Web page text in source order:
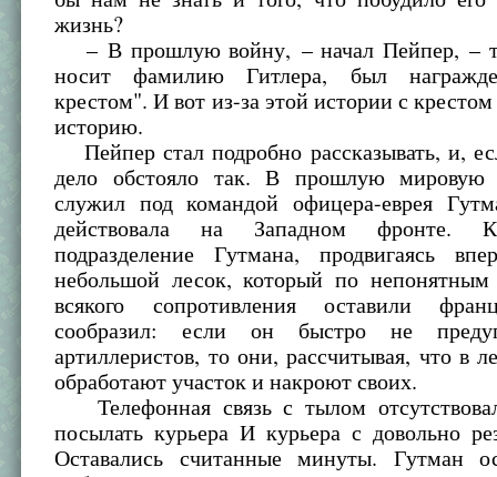
жизнь?
– В прошлую войну, – начал Пейпер, –
носит фамилию Гитлера, был
крестом". И вот из-за этой истории с
историю.
Пейпер стал подробно рассказывать, и,
дело обстояло так. В прошлую мировую
служил под командой офицера-еврея
действовала на Западном фронте.
подразделение Гутмана, продвигаясь
небольшой лесок, который по
всякого сопротивления оставили
сообразил: если он быстро не
артиллеристов, то они, рассчитывая, что в
обработают участок и накроют своих.
Телефонная связь с тылом
посылать курьера И курьера с довольно
Оставались считанные минуты. Гутман